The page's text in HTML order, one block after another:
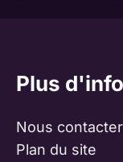
Plus
Nous contacter
Plan du site